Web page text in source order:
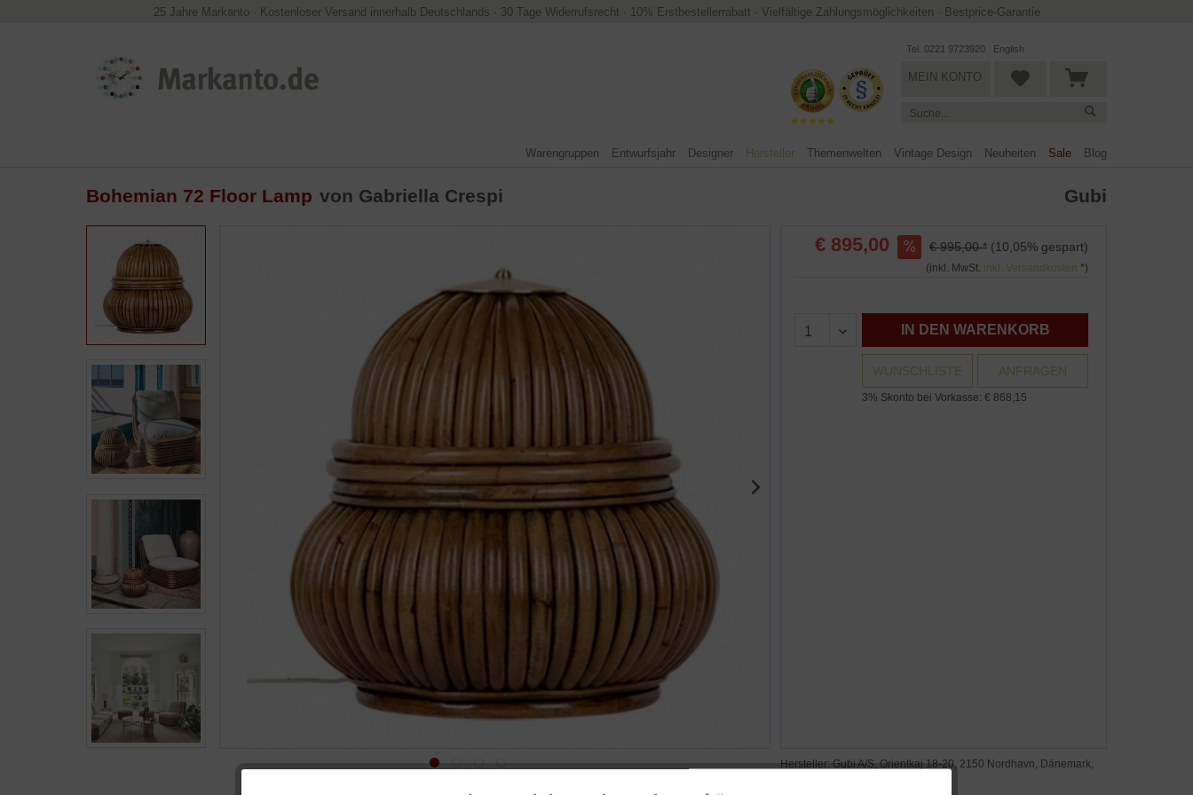
25 Jahre Markanto · Kostenloser Versand innerhalb Deutschlands · 30 Tage Widerrufsrecht · 10% Erstbestellerrabatt · Vielfältige Zahlungsmöglichkeiten · Bestprice-Garantie
Tel. 0221 9723920 English
MEIN KONTO
Warengruppen Entwurfsjahr Designer Hersteller Themenwelten Vintage Design Neuheiten Sale Blog
Bohemian 72 Floor Lamp von Gabriella Crespi Gubi
€ 895,00 € 995,00 * (10,05% gespart)
(inkl. MwSt. inkl. Versandkosten *)
IN DEN WARENKORB
WUNSCHLISTE ANFRAGEN
3% Skonto bei Vorkasse: € 868,15
Hersteller: Gubi A/S, Orientkaj 18-20, 2150 Nordhavn, Dänemark,